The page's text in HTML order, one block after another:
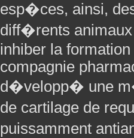
esp�ces, ainsi,
diff�rents
inhiber la
compagnie
d�velopp� une
de cartilage de
puissamment